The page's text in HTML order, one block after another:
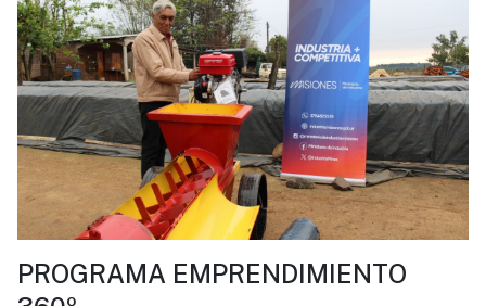
PROGRAMA EMPRENDIMIENTO